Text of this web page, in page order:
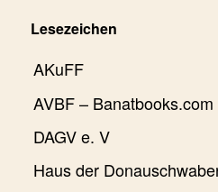
Lesezeichen
AKuFF
AVBF – Banatbooks.com
DAGV e. V
Haus der